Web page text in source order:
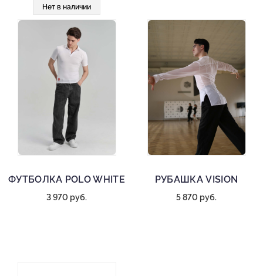
Нет в наличии
ФУТБОЛКА POLO WHITE
3 970 руб.
РУБАШКА VISION
5 870 руб.